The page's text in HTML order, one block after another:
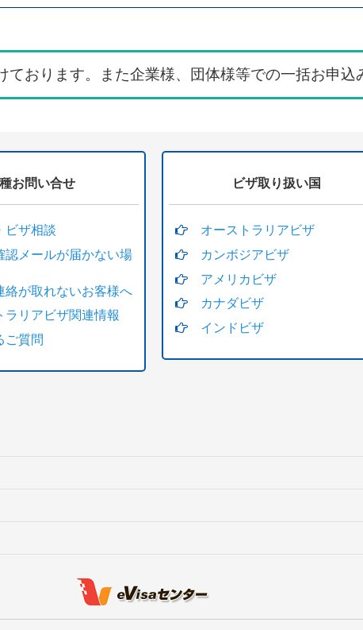
おります。また企業様、団体様等での一括お申
お問い合せ
ビザ相談
認メールが届かない場
絡が取れないお客様へ
ラリアビザ関連情報
ご質問
ビザ取り扱い国
オーストラリアビザ
カンボジアビザ
アメリカビザ
カナダビザ
インドビザ